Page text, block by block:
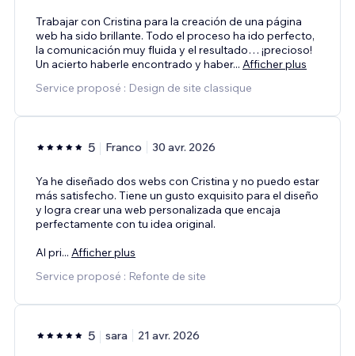
Trabajar con Cristina para la creación de una página
web ha sido brillante. Todo el proceso ha ido perfecto,
la comunicación muy fluida y el resultado… ¡precioso!
Un acierto haberle encontrado y haber... Afficher plus
Service proposé : Design de site classique
5 Franco 30 avr. 2026
Ya he diseñado dos webs con Cristina y no puedo estar
más satisfecho. Tiene un gusto exquisito para el diseño
y logra crear una web personalizada que encaja
perfectamente con tu idea original.
Al pri... Afficher plus
Service proposé : Refonte de site
5 sara 21 avr. 2026